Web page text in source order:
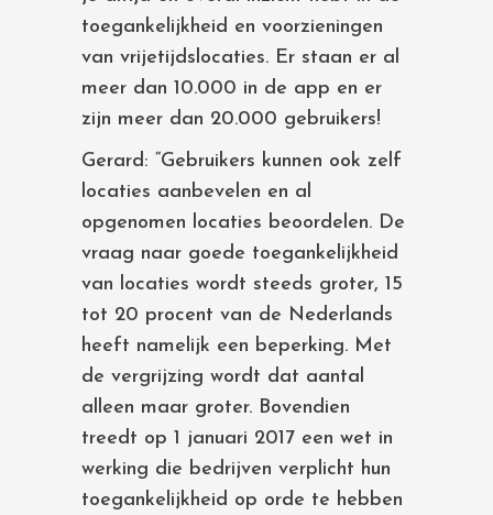
toegankelijkheid en voorzieningen
van vrijetijdslocaties. Er staan er al
meer dan 10.000 in de app en er
zijn meer dan 20.000 gebruikers!
Gerard: “Gebruikers kunnen ook zelf
locaties aanbevelen en al
opgenomen locaties beoordelen. De
vraag naar goede toegankelijkheid
van locaties wordt steeds groter, 15
tot 20 procent van de Nederlands
heeft namelijk een beperking. Met
de vergrijzing wordt dat aantal
alleen maar groter. Bovendien
treedt op 1 januari 2017 een wet in
werking die bedrijven verplicht hun
toegankelijkheid op orde te hebben